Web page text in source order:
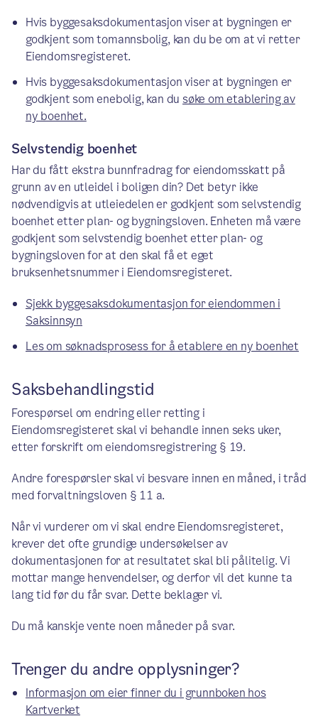
Hvis byggesaksdokumentasjon viser at bygningen er
godkjent som tomannsbolig, kan du be om at vi retter
Eiendomsregisteret.
Hvis byggesaksdokumentasjon viser at bygningen er
godkjent som enebolig, kan du søke om etablering av
ny boenhet.
Selvstendig boenhet
Har du fått ekstra bunnfradrag for eiendomsskatt på
grunn av en utleidel i boligen din? Det betyr ikke
nødvendigvis at utleiedelen er godkjent som selvstendig
boenhet etter plan- og bygningsloven. Enheten må være
godkjent som selvstendig boenhet etter plan- og
bygningsloven for at den skal få et eget
bruksenhetsnummer i Eiendomsregisteret.
Sjekk byggesaksdokumentasjon for eiendommen i
Saksinnsyn
Les om søknadsprosess for å etablere en ny boenhet
Saksbehandlingstid
Forespørsel om endring eller retting i
Eiendomsregisteret skal vi behandle innen seks uker,
etter forskrift om eiendomsregistrering § 19.
Andre forespørsler skal vi besvare innen en måned, i tråd
med forvaltningsloven § 11 a.
Når vi vurderer om vi skal endre Eiendomsregisteret,
krever det ofte grundige undersøkelser av
dokumentasjonen for at resultatet skal bli pålitelig. Vi
mottar mange henvendelser, og derfor vil det kunne ta
lang tid før du får svar. Dette beklager vi.
Du må kanskje vente noen måneder på svar.
Trenger du andre opplysninger?
Informasjon om eier finner du i grunnboken hos
Kartverket